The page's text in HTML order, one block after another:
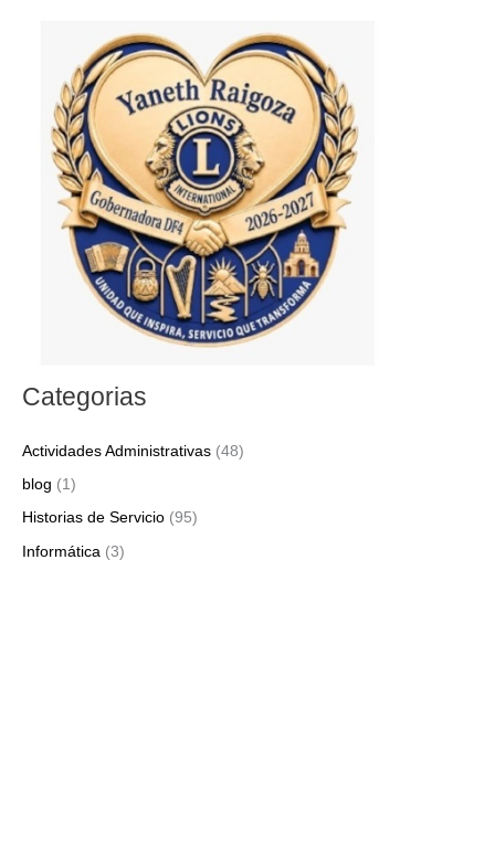
Categorias
Actividades Administrativas (48)
blog (1)
Historias de Servicio (95)
Informática (3)